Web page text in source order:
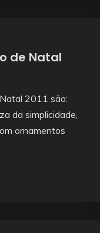
de Natal
2011 são:
da simplicidade,
ornamentos